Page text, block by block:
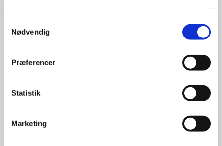
Nødvendig
Præferencer
Statistik
Marketing